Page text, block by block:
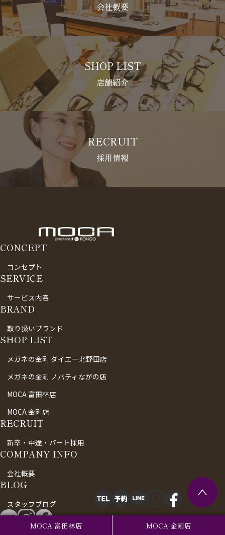
MOCA 富田林店 MOCA 金剛店
会社概要
SHOP LIST
店舗紹介
RECRUIT
採用情報
CONCEPT
コンセプト
SERVICE
サービス内容
BRAND
取り扱いブランド
SHOP LIST
メガネの金剛 ダイエー北野田店
メガネの金剛 ノバティながの店
MOCA 富田林店
MOCA 金剛店
RECRUIT
新卒・中途・パート採用
COMPANY INFO
会社概要
BLOG
スタッフブログ